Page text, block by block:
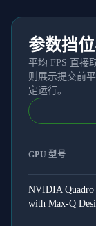
参数挡
平均 FPS 直接
则展示提交前
定运行。
GPU 型号
NVIDIA Quadro
with Max-Q